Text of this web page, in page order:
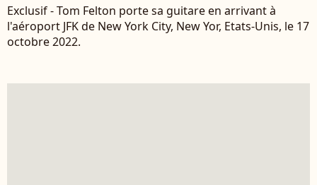
Exclusif - Tom Felton porte sa guitare en arrivant à
l'aéroport JFK de New York City, New Yor, Etats-Unis, le 17
octobre 2022.